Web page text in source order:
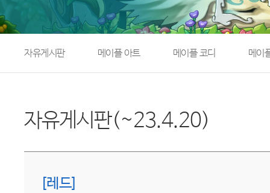
자유게시판 메이플 아트 메이플 코디 메이
자유게시판(~23.4.20)
[레드]